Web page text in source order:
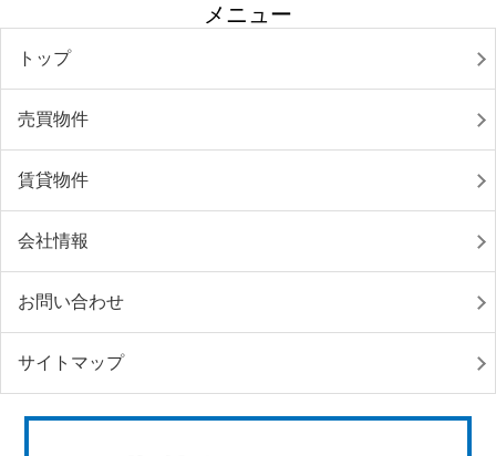
メニュー
トップ
売買物件
賃貸物件
会社情報
お問い合わせ
サイトマップ